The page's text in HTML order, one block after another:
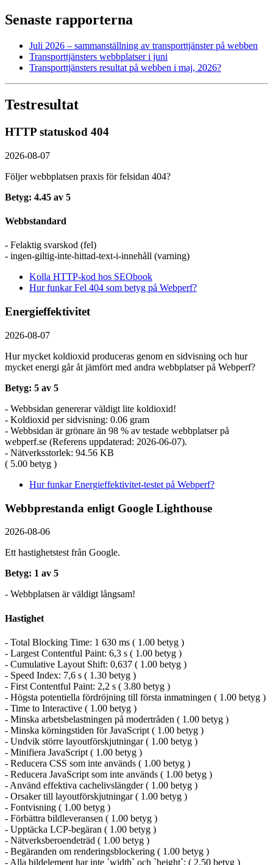
Senaste rapporterna
Juli 2026 – sammanställning av transport­tjänster på webben
Transport­tjänsters webbplatser i juni
Transport­tjänsters resultat på webben i maj, 2026?
Testresultat
HTTP statuskod 404
2026-08-07
Följer webbplatsen praxis för felsidan 404?
Betyg: 4.45 av 5
Webbstandard
- Felaktig svarskod (fel)
- ingen-giltig-inte-hittad-text-i-innehåll (varning)
Kolla HTTP-kod hos SEObook
Hur funkar Fel 404 som betyg på Webperf?
Energieffektivitet
2026-08-07
Hur mycket koldioxid produceras genom en sidvisning och hur
mycket energi går åt jämfört med andra webbplatser på Webperf?
Betyg: 5 av 5
- Webbsidan genererar väldigt lite koldioxid!
- Koldioxid per sidvisning: 0.06 gram
- Webbsidan är grönare än 98 % av testade webbplatser på
webperf.se (Referens uppdaterad: 2026-06-07).
- Nätverksstorlek: 94.56 KB
( 5.00 betyg )
Hur funkar Energieffektivitet-testet på Webperf?
Webbprestanda enligt Google Lighthouse
2026-08-06
Ett hastighetstest från Google.
Betyg: 1 av 5
- Webbplatsen är väldigt långsam!
Hastighet
- Total Blocking Time: 1 630 ms ( 1.00 betyg )
- Largest Contentful Paint: 6,3 s ( 1.00 betyg )
- Cumulative Layout Shift: 0,637 ( 1.00 betyg )
- Speed Index: 7,6 s ( 1.30 betyg )
- First Contentful Paint: 2,2 s ( 3.80 betyg )
- Högsta potentiella fördröjning till första inmatningen ( 1.00 betyg )
- Time to Interactive ( 1.00 betyg )
- Minska arbetsbelastningen på modertråden ( 1.00 betyg )
- Minska körningstiden för JavaScript ( 1.00 betyg )
- Undvik större layoutförskjutningar ( 1.00 betyg )
- Minifiera JavaScript ( 1.00 betyg )
- Reducera CSS som inte används ( 1.00 betyg )
- Reducera JavaScript som inte används ( 1.00 betyg )
- Använd effektiva cachelivslängder ( 1.00 betyg )
- Orsaker till layoutförskjutningar ( 1.00 betyg )
- Fontvisning ( 1.00 betyg )
- Förbättra bildleveransen ( 1.00 betyg )
- Upptäcka LCP-begäran ( 1.00 betyg )
- Nätverksberoendeträd ( 1.00 betyg )
- Begäranden om renderingsblockering ( 1.00 betyg )
- Alla bildelement har inte `width` och `height`: ( 2.50 betyg )